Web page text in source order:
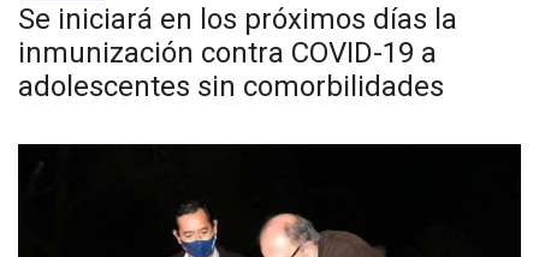
Se iniciará en los próximos días la
inmunización contra COVID-19 a
adolescentes sin comorbilidades